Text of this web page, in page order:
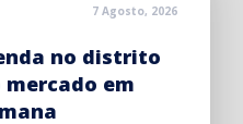
7 Agosto, 2026
no distrito
mercado em